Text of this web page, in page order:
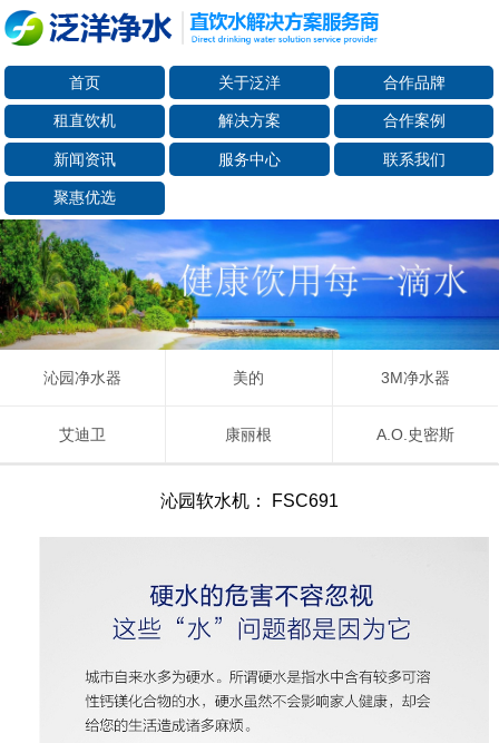
首页 关于泛洋 合作品牌
租直饮机 解决方案 合作案例
新闻资讯 服务中心 联系我们
聚惠优选
沁园净水器 美的 3M净水器
艾迪卫 康丽根 A.O.史密斯
沁园软水机： FSC691